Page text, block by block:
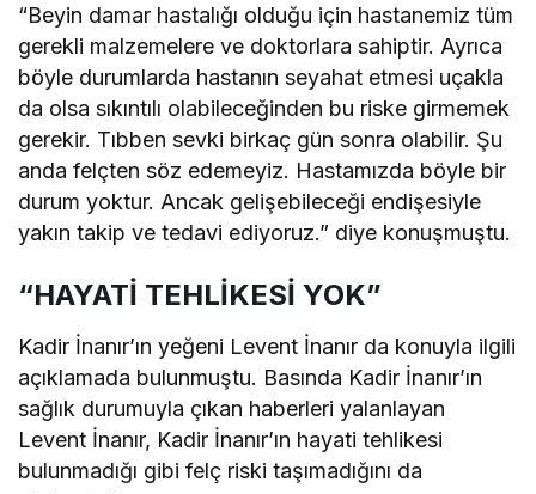
“Beyin damar hastalığı olduğu için hastanemiz tüm
gerekli malzemelere ve doktorlara sahiptir. Ayrıca
böyle durumlarda hastanın seyahat etmesi uçakla
da olsa sıkıntılı olabileceğinden bu riske girmemek
gerekir. Tıbben sevki birkaç gün sonra olabilir. Şu
anda felçten söz edemeyiz. Hastamızda böyle bir
durum yoktur. Ancak gelişebileceği endişesiyle
yakın takip ve tedavi ediyoruz.” diye konuşmuştu.
“HAYATİ TEHLİKESİ YOK”
Kadir İnanır’ın yeğeni Levent İnanır da konuyla ilgili
açıklamada bulunmuştu. Basında Kadir İnanır’ın
sağlık durumuyla çıkan haberleri yalanlayan
Levent İnanır, Kadir İnanır’ın hayati tehlikesi
bulunmadığı gibi felç riski taşımadığını da